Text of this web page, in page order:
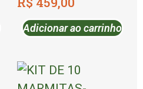
Adicionar ao carrinho